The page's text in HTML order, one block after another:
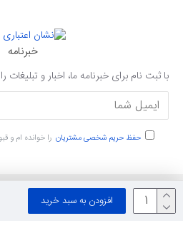
افزودن به سبد خرید
خبرنامه
با ثبت نام برای خبرنامه ما، اخبار و تبلیغات
حفظ حریم شخصی مشتریان را خوانده ام و
تمامی حقوق نزد ایی جهاز